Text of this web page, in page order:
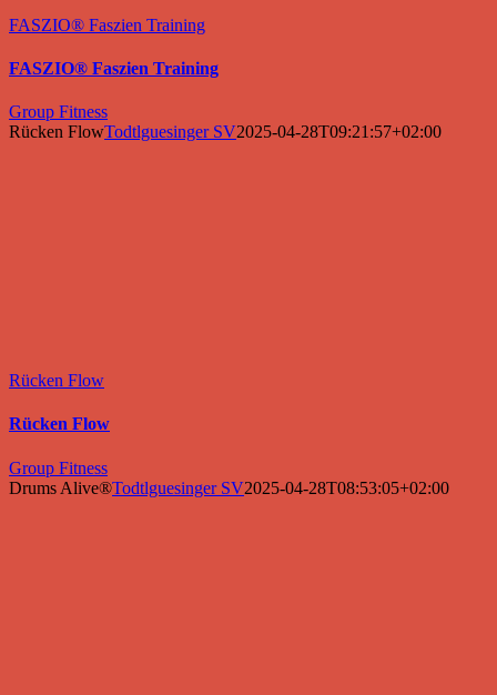
FASZIO® Faszien Training
FASZIO® Faszien Training
Group Fitness
Rücken FlowTodtlguesinger SV2025-04-28T09:21:57+02:00
Rücken Flow
Rücken Flow
Group Fitness
Drums Alive®Todtlguesinger SV2025-04-28T08:53:05+02:00